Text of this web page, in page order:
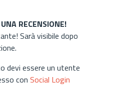
RECENSIONE!
Sarà visibile dopo
devi essere un utente
con Social Login